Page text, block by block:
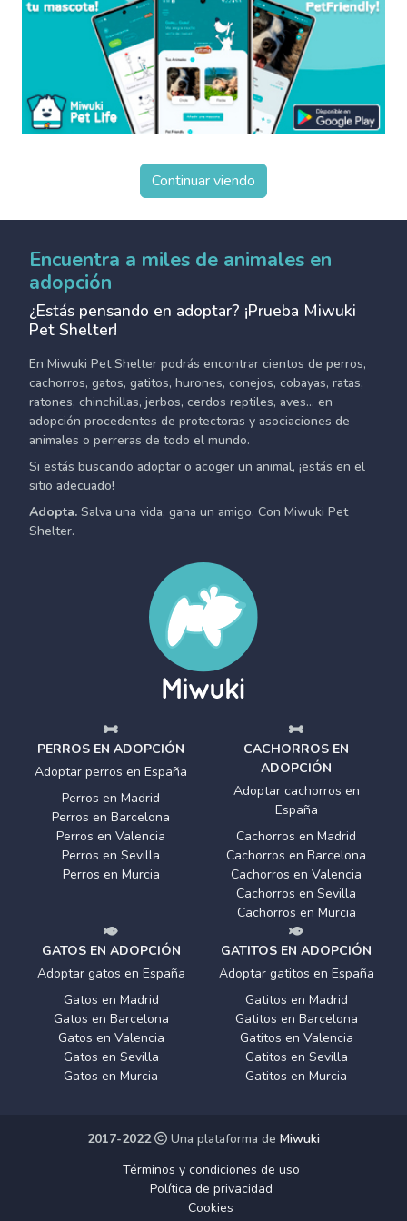
Continuar viendo
Encuentra a miles de animales en
adopción
¿Estás pensando en adoptar? ¡Prueba Miwuki
Pet Shelter!
En Miwuki Pet Shelter podrás encontrar cientos de perros,
cachorros, gatos, gatitos, hurones, conejos, cobayas, ratas,
ratones, chinchillas, jerbos, cerdos reptiles, aves... en
adopción procedentes de protectoras y asociaciones de
animales o perreras de todo el mundo.
Si estás buscando adoptar o acoger un animal, ¡estás en el
sitio adecuado!
Adopta. Salva una vida, gana un amigo. Con Miwuki Pet
Shelter.
PERROS EN ADOPCIÓN
Adoptar perros en España
Perros en Madrid
Perros en Barcelona
Perros en Valencia
Perros en Sevilla
Perros en Murcia
CACHORROS EN
ADOPCIÓN
Adoptar cachorros en
España
Cachorros en Madrid
Cachorros en Barcelona
Cachorros en Valencia
Cachorros en Sevilla
Cachorros en Murcia
GATOS EN ADOPCIÓN
Adoptar gatos en España
Gatos en Madrid
Gatos en Barcelona
Gatos en Valencia
Gatos en Sevilla
Gatos en Murcia
GATITOS EN ADOPCIÓN
Adoptar gatitos en España
Gatitos en Madrid
Gatitos en Barcelona
Gatitos en Valencia
Gatitos en Sevilla
Gatitos en Murcia
2017-2022 Una plataforma de Miwuki
Términos y condiciones de uso
Política de privacidad
Cookies